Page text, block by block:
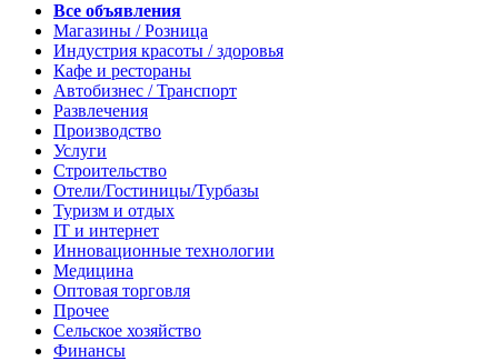
Все объявления
Магазины / Розница
Индустрия красоты / здоровья
Кафе и рестораны
Автобизнес / Транспорт
Развлечения
Производство
Услуги
Строительство
Отели/Гостиницы/Турбазы
Туризм и отдых
IT и интернет
Инновационные технологии
Медицина
Оптовая торговля
Прочее
Сельское хозяйство
Финансы